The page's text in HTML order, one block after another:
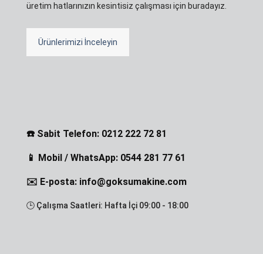
üretim hatlarınızın kesintisiz çalışması için buradayız.
Ürünlerimizi İnceleyin
☎️ Sabit Telefon: 0212 222 72 81
📱 Mobil / WhatsApp: 0544 281 77 61
✉️ E-posta: info@goksumakine.com
🕒 Çalışma Saatleri: Hafta İçi 09:00 - 18:00